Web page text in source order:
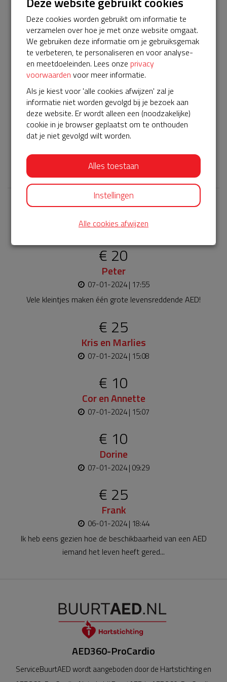
beschikbaar zijn. De pads worden regelmatig gewisseld en
iedere vijf jaar komt er een nieuwe accu in.
Helpen jullie weer mee met de financiering ervan? Het gaat
om twee AEDs, dus twee servicecontracten. Per
servicecontract hebben we al 200 euro gesponsord
gekregen van het Univé Buurtfondsen we hebben voor
de eerste AED al 375 euro opgehaald!
nog maar 375 euro voor de laatste AED. Dat moeten we
toch wel weer voor elkaar krijgen toch?
Dit is de tweede crowdfunding voor de tweede BuurtAED
in het Vonderkwartier. Deeerste crowdfundingsactie
succesvol afgesloten.
Bekijk alle
€ 20
Peter
07-01-2024 | 17:55
Vele kleintjes maken één grote levensreddende AED!
€ 25
Kris en Marlies
07-01-2024 | 15:08
€ 10
Cor en Annette
07-01-2024 | 15:07
€ 10
Dorine
07-01-2024 | 09:29
€ 25
Frank
06-01-2024 | 18:44
Ik heb eens gezien hoe de beschikbaarheid van een AED
iemand het leven heeft gered...
AED360-ProCardio
ServiceBuurtAED wordt aangeboden door de Hartstichting en
Deze cookies worden gebruikt om informatie te
verzamelen over hoe je met onze website omgaat.
We gebruiken deze informatie om je gebruiksgemak
te verbeteren, te personaliseren en voor analyse-
en meetdoeleinden. Lees onze privacy
voorwaarden voor meer informatie.
Als je kiest voor 'alle cookies afwijzen' zal je
informatie niet worden gevolgd bij je bezoek aan
deze website. Er wordt alleen een (noodzakelijke)
cookie in je browser geplaatst om te onthouden
dat je niet gevolgd wilt worden.
Alles toestaan
Instellingen
Alle cookies afwijzen